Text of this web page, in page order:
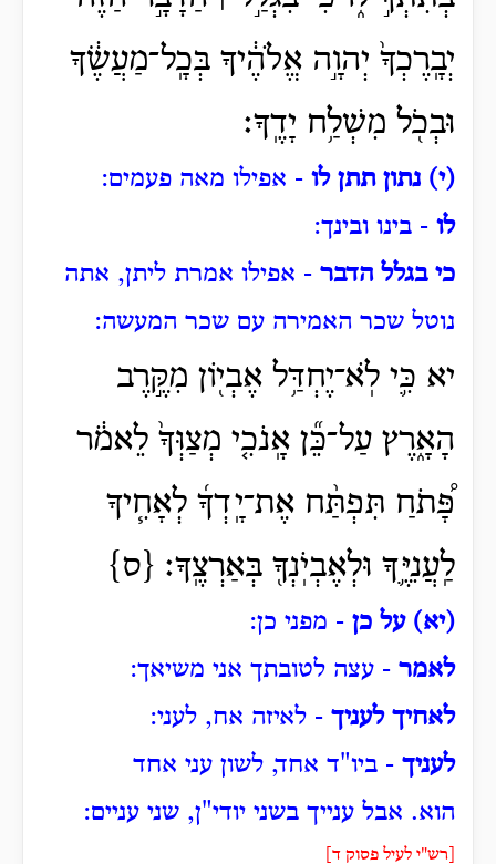
יְבָֽרֶכְךָ֙ יְהוָ֣ה אֱלֹהֶ֔יךָ בְּכָֽל־מַעֲשֶׂ֔ךָ
וּבְכֹ֖ל מִשְׁלַ֥ח יָדֶֽךָ׃
(י) נתון תתן לו - אפילו מאה פעמים:
לו - בינו ובינך:
כי בגלל הדבר - אפילו אמרת ליתן, אתה
נוטל שכר האמירה עם שכר המעשה:
יא כִּ֛י לֹֽא־יֶחְדַּ֥ל אֶבְי֖וֹן מִקֶּ֣רֶב
הָאָ֑רֶץ עַל־כֵּ֞ן אָֽנֹכִ֤י מְצַוְּךָ֙ לֵאמֹ֔ר
פָּ֠תֹחַ תִּפְתַּ֨ח אֶת־יָֽדְךָ֜ לְאָחִ֧יךָ
לַֽעֲנִיֶּ֛ךָ וּלְאֶבְיֹֽנְךָ֖ בְּאַרְצֶֽךָ׃ {ס}
(יא) על כן - מפני כן:
לאמר - עצה לטובתך אני משיאך:
לאחיך לעניך - לאיזה אח, לעני:
לעניך - ביו"ד אחד, לשון עני אחד
הוא. אבל ענייך בשני יודי"ן, שני עניים:
[רש"י לעיל פסוק ד]